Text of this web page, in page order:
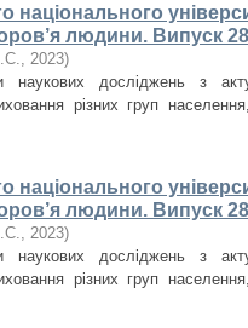
національного
людини. Випуск
, 2023)
наукових досліджень з
різних груп населення,
національного
людини. Випуск
, 2023)
наукових досліджень з
різних груп населення,